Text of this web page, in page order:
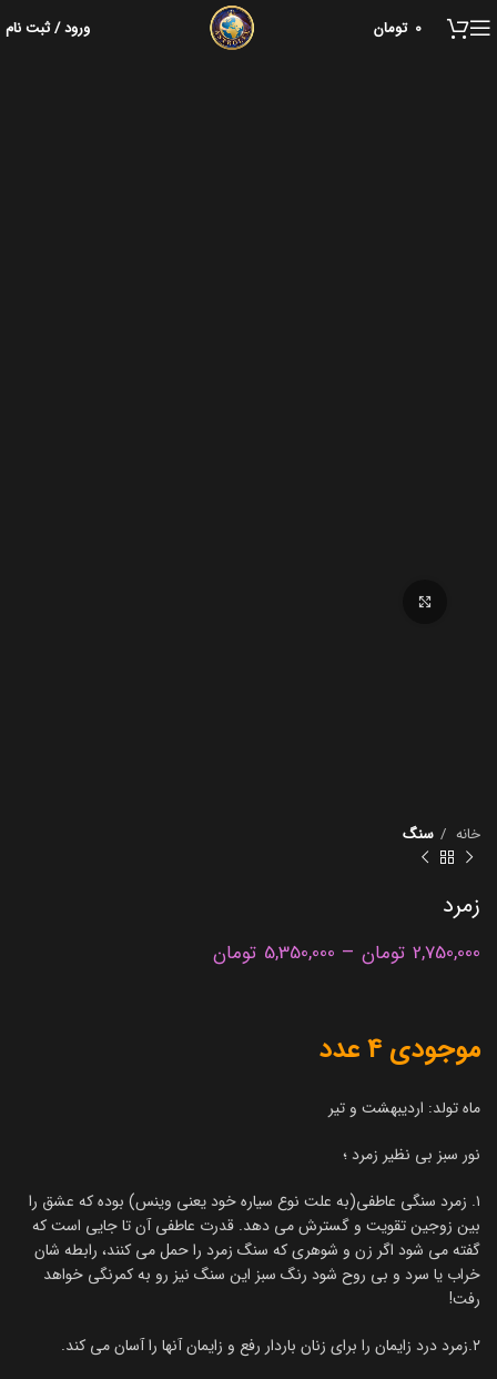
0 تومان ورود / ثبت نام
خانه سنگ
زمرد
2,750,000 تومان –
5,350,000 تومان
موجودی 4 عدد
ماه تولد: اردیبهشت و تیر
نور سبز بی نظیر زمرد ؛
۱. زمرد سنگی عاطفی(به علت نوع سیاره خود یعنی وینس) بوده که عشق را
بین زوجین تقویت و گسترش می دهد. قدرت عاطفی آن تا جایی است که
گفته می شود اگر زن و شوهری که سنگ زمرد را حمل می کنند، رابطه شان
خراب یا سرد و بی روح شود رنگ سبز این سنگ نیز رو به کمرنگی خواهد
رفت!
۲.زمرد درد زایمان را برای زنان باردار رفع و زایمان آنها را آسان می کند.